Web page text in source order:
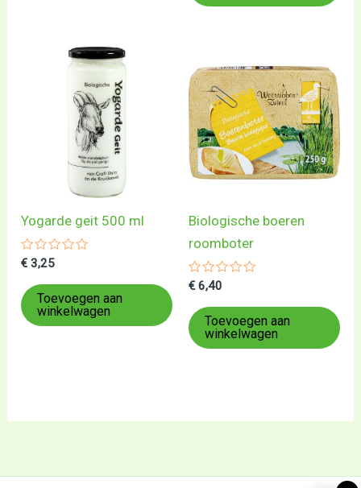
Yogarde geit 500 ml
Gewaardeerd
uit
5
€ 3,25
Toevoegen aan
winkelwagen
Biologische boeren
roomboter
Gewaardeerd
uit
5
€ 6,40
Toevoegen aan
winkelwagen